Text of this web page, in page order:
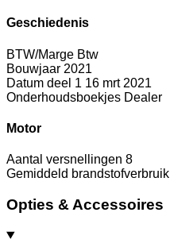
Geschiedenis
BTW/Marge Btw
Bouwjaar 2021
Datum deel 1 16 mrt 2021
Onderhoudsboekjes Dealer
Motor
Aantal versnellingen 8
Gemiddeld brandstofverbruik
Opties & Accessoires